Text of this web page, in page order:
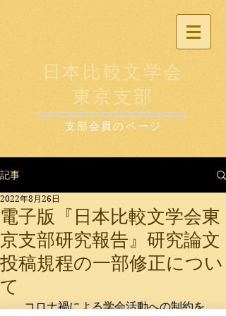
日本比較文学会
東京支部
支部会員のページ
記事
電子版『日本比較文学会東
京支部研究報告』研究論文
投稿規程の一部修正につい
て
2022年8月26日
コロナ禍による学会活動への制約を